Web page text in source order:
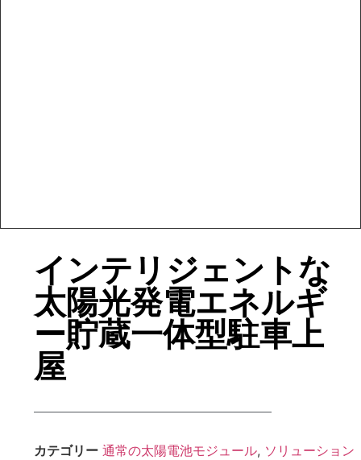
インテリジェントな
太陽光発電エネルギ
ー貯蔵一体型駐車上
屋
カテゴリー 通常の太陽電池モジュール, ソリューション